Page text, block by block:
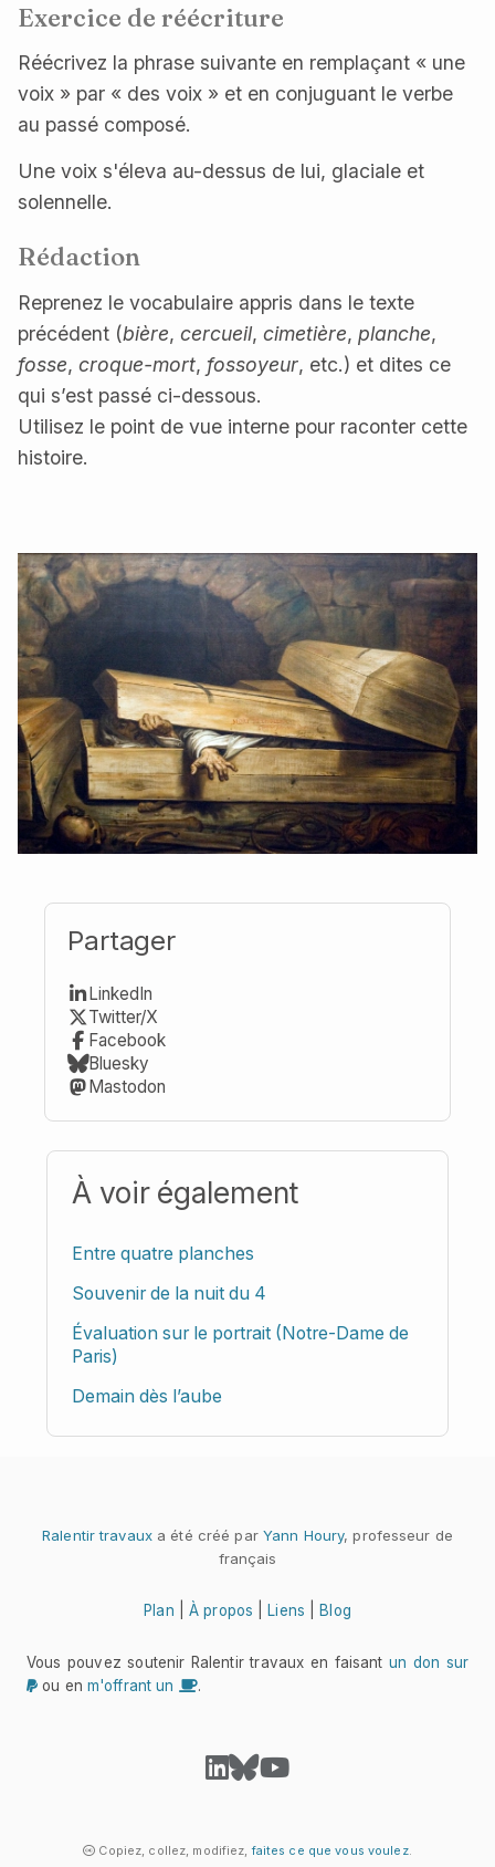
Exercice de réécriture
Réécrivez la phrase suivante en remplaçant « une
voix » par « des voix » et en conjuguant le verbe
au passé composé.
Une voix s'éleva au-dessus de lui, glaciale et
solennelle.
Rédaction
Reprenez le vocabulaire appris dans le texte
précédent (bière, cercueil, cimetière, planche,
fosse, croque-mort, fossoyeur, etc.) et dites ce
qui s’est passé ci-dessous.
Utilisez le point de vue interne pour raconter cette
histoire.
Partager
LinkedIn
Twitter/X
Facebook
Bluesky
Mastodon
À voir également
Entre quatre planches
Souvenir de la nuit du 4
Évaluation sur le portrait (Notre-Dame de
Paris)
Demain dès l’aube
Ralentir travauxa été créé par Yann Houry, professeur de
français
Plan |À propos Liens Blog
Vous pouvez soutenir Ralentir travaux en faisant un don sur
ou en m'offrant un .
Copiez, collez, modifiez,faites ce que vous voulez.